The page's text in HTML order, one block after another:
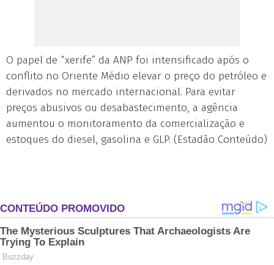
O papel de “xerife” da ANP foi intensificado após o
conflito no Oriente Médio elevar o preço do petróleo e
derivados no mercado internacional. Para evitar
preços abusivos ou desabastecimento, a agência
aumentou o monitoramento da comercialização e
estoques do diesel, gasolina e GLP. (Estadão Conteúdo)